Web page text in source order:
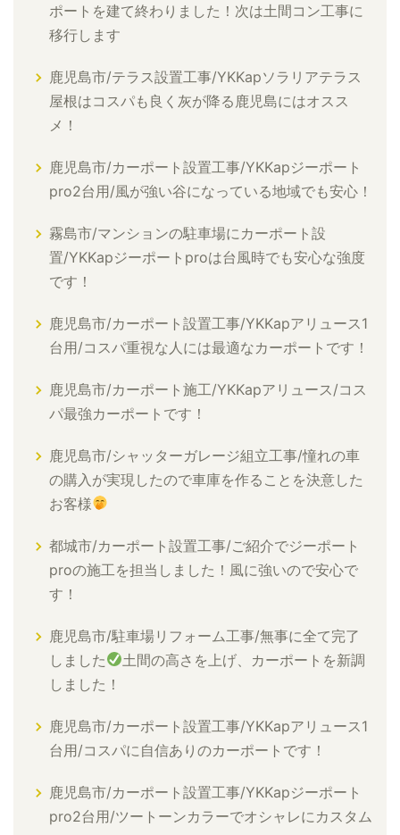
ポートを建て終わりました！次は土間コン工事に
移行します
鹿児島市/テラス設置工事/YKKapソラリアテラス
屋根はコスパも良く灰が降る鹿児島にはオスス
メ！
鹿児島市/カーポート設置工事/YKKapジーポート
pro2台用/風が強い谷になっている地域でも安心！
霧島市/マンションの駐車場にカーポート設
置/YKKapジーポートproは台風時でも安心な強度
です！
鹿児島市/カーポート設置工事/YKKapアリュース1
台用/コスパ重視な人には最適なカーポートです！
鹿児島市/カーポート施工/YKKapアリュース/コス
パ最強カーポートです！
鹿児島市/シャッターガレージ組立工事/憧れの車
の購入が実現したので車庫を作ることを決意した
お客様
都城市/カーポート設置工事/ご紹介でジーポート
proの施工を担当しました！風に強いので安心で
す！
鹿児島市/駐車場リフォーム工事/無事に全て完了
しました
土間の高さを上げ、カーポートを新調
しました！
鹿児島市/カーポート設置工事/YKKapアリュース1
台用/コスパに自信ありのカーポートです！
鹿児島市/カーポート設置工事/YKKapジーポート
pro2台用/ツートーンカラーでオシャレにカスタム